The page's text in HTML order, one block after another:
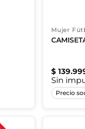
Mujer
$ 139.
Sin